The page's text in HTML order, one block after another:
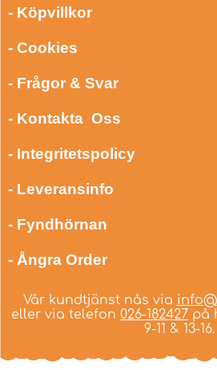
- Köpvillkor
- Cookies
- Frågor & Svar
- Kontakta Oss
- Integritetspolicy
- Leveransinfo
- Fyndhörnan
- Ångra Order
Vår kundtjänst nås via
eller via telefon 026-182427 på
9-11 & 13-16.